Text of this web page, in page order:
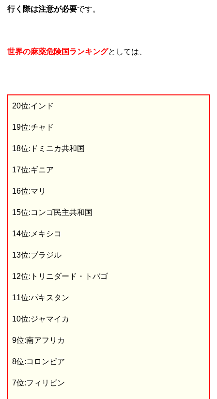
行く際は注意が必要です。
世界の麻薬危険国ランキングとしては、
20位:インド
19位:チャド
18位:ドミニカ共和国
17位:ギニア
16位:マリ
15位:コンゴ民主共和国
14位:メキシコ
13位:ブラジル
12位:トリニダード・トバゴ
11位:パキスタン
10位:ジャマイカ
9位:南アフリカ
8位:コロンビア
7位:フィリピン